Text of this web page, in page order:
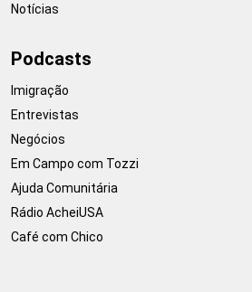
Notícias
Podcasts
Imigração
Entrevistas
Negócios
Em Campo com Tozzi
Ajuda Comunitária
Rádio AcheiUSA
Café com Chico